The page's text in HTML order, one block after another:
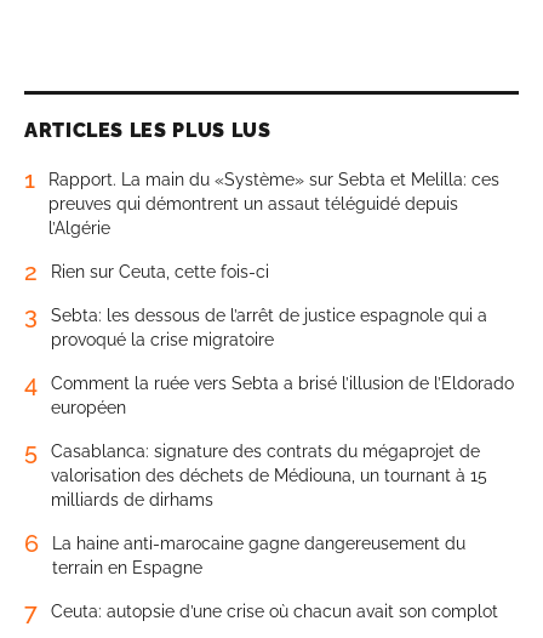
ARTICLES LES PLUS LUS
1
Rapport. La main du «Système» sur Sebta et Melilla: ces
preuves qui démontrent un assaut téléguidé depuis
l’Algérie
2 Rien sur Ceuta, cette fois-ci
3
Sebta: les dessous de l’arrêt de justice espagnole qui a
provoqué la crise migratoire
4
Comment la ruée vers Sebta a brisé l’illusion de l’Eldorado
européen
5
Casablanca: signature des contrats du mégaprojet de
valorisation des déchets de Médiouna, un tournant à 15
milliards de dirhams
6
La haine anti-marocaine gagne dangereusement du
terrain en Espagne
7 Ceuta: autopsie d’une crise où chacun avait son complot